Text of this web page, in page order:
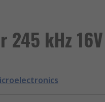
245 kHz 16V